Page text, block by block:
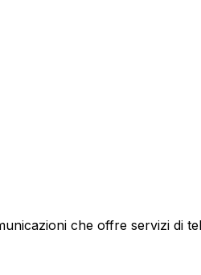
che offre servizi di